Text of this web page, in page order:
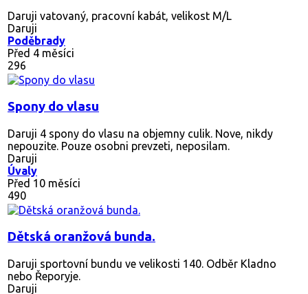
Daruji vatovaný, pracovní kabát, velikost M/L
Daruji
Poděbrady
Před 4 měsíci
296
Spony do vlasu
Daruji 4 spony do vlasu na objemny culik. Nove, nikdy
nepouzite. Pouze osobni prevzeti, neposilam.
Daruji
Úvaly
Před 10 měsíci
490
Dětská oranžová bunda.
Daruji sportovní bundu ve velikosti 140. Odběr Kladno
nebo Řeporyje.
Daruji